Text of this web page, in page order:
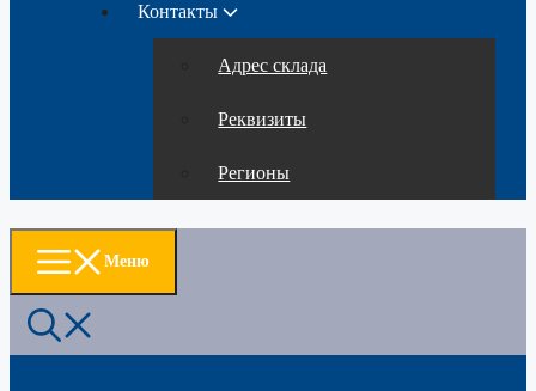
Контакты
Адрес склада
Реквизиты
Регионы
Меню